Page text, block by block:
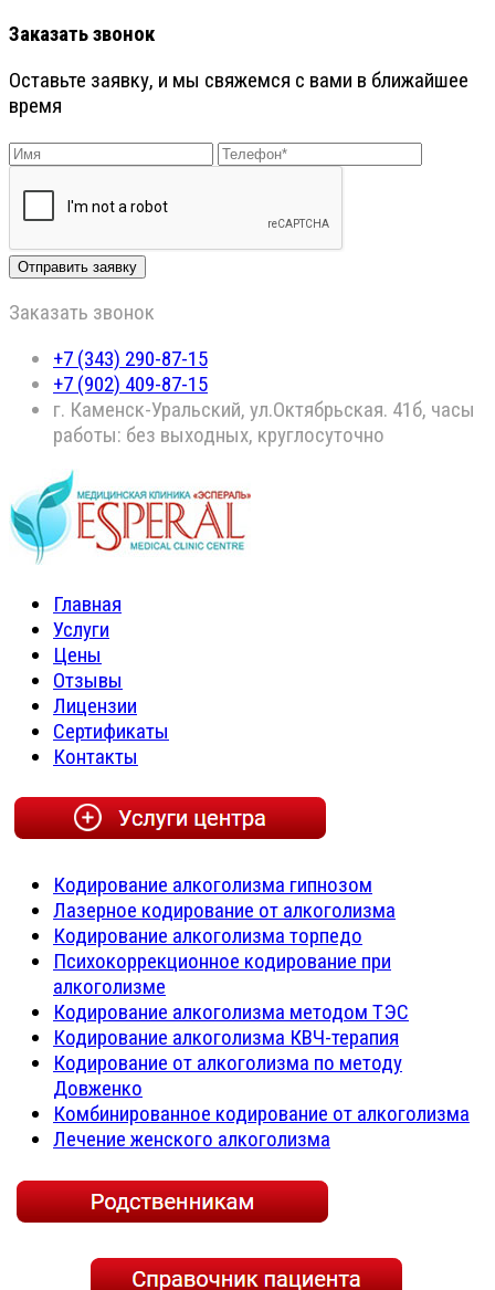
Заказать звонок
Оставьте заявку, и мы свяжемся с вами в ближайшее
время
Заказать звонок
+7 (343) 290-87-15
+7 (902) 409-87-15
г. Каменск-Уральский, ул.Октябрьская. 41б, часы
работы: без выходных, круглосуточно
Главная
Услуги
Цены
Отзывы
Лицензии
Сертификаты
Контакты
Кодирование алкоголизма гипнозом
Лазерное кодирование от алкоголизма
Кодирование алкоголизма торпедо
Психокоррекционное кодирование при
алкоголизме
Кодирование алкоголизма методом ТЭС
Кодирование алкоголизма КВЧ-терапия
Кодирование от алкоголизма по методу
Довженко
Комбинированное кодирование от алкоголизма
Лечение женского алкоголизма